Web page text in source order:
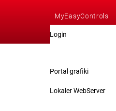
MyEasyControls
Login
Portal grafiki
Lokaler WebServer